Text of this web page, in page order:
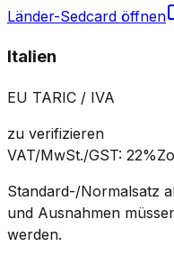
Länder-Sedcard öffnen
Italien
EU TARIC / IVA
zu verifizieren
VAT/MwSt./GST: 22%
Standard-/Normalsatz
und Ausnahmen
werden.